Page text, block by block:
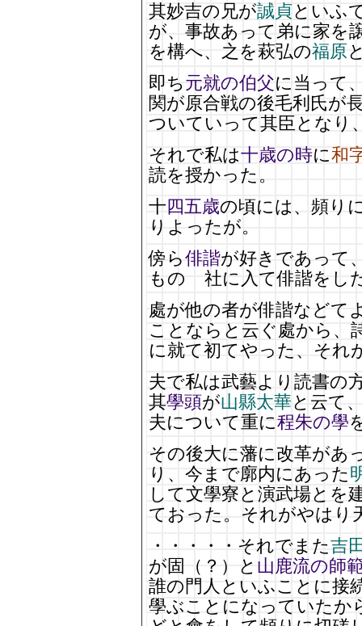
其妙吉の兄が誠貞といふ
が、事故あって弟に家を
を構へ、之を萩弘の福原
即ち元就の伯父に当って
関が原合戦の後毛利氏が
ついていって其臣となり
それで私は十歳の時に和
読を授かった。
十四五歳の頃には、頻り
りよったが。
傍ら俳諧が好きであって
ものゝ社に入て俳諧をし
處が他の者が俳諧などて
ことならと云ぐ處から、
に就て初てやった、それ
夫で私は武藝より読書の
其學頭が山縣太華と云て
夫について重に程朱の學
その後大に藩に改革があ
り、今まで廓内にあった
して文學寮と演武場とを
ておった。それがやはり
・・・・・それでまた吉
が固（？）と 山鹿流の師
誰の門人といふことに接
學ぶことになっていたか